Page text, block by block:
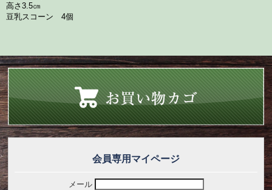
高さ3.5㎝
豆乳スコーン 4個
会員専用マイページ
メール